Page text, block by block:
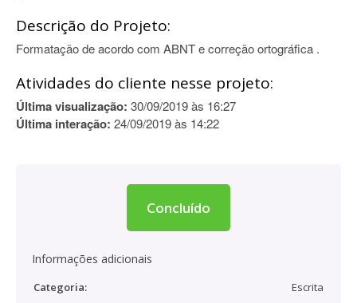
Descrição do Projeto:
Formatação de acordo com ABNT e correção ortográfica .
Atividades do cliente nesse projeto:
Última visualização: 30/09/2019 às 16:27
Última interação: 24/09/2019 às 14:22
Concluído
Informações adicionais
Categoria:
Escrita